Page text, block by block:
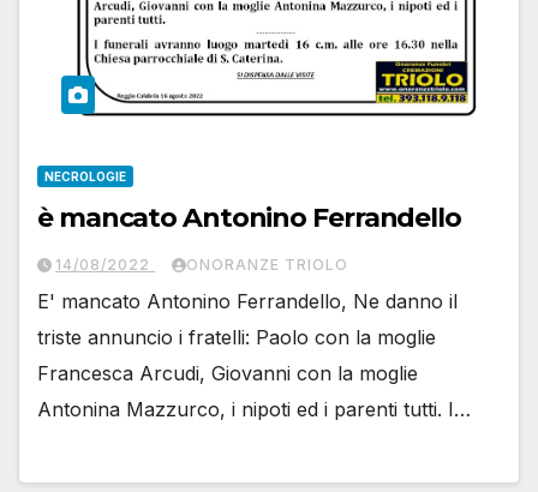
NECROLOGIE
è mancato Antonino Ferrandello
14/08/2022 ONORANZE TRIOLO
E' mancato Antonino Ferrandello, Ne danno il
triste annuncio i fratelli: Paolo con la moglie
Francesca Arcudi, Giovanni con la moglie
Antonina Mazzurco, i nipoti ed i parenti tutti. I…